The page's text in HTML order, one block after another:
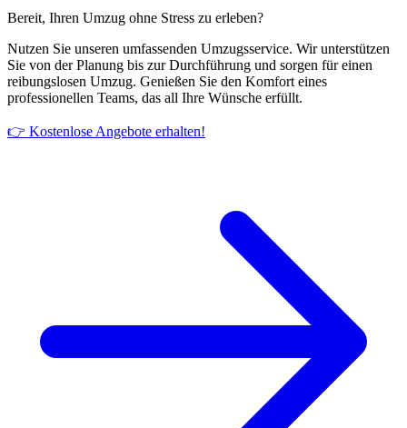
Bereit, Ihren Umzug ohne Stress zu erleben?
Nutzen Sie unseren umfassenden Umzugsservice. Wir unterstützen
Sie von der Planung bis zur Durchführung und sorgen für einen
reibungslosen Umzug. Genießen Sie den Komfort eines
professionellen Teams, das all Ihre Wünsche erfüllt.
👉 Kostenlose Angebote erhalten!